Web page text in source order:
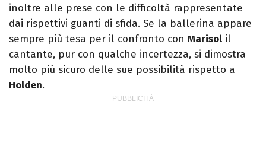
inoltre alle prese con le difficoltà rappresentate
dai rispettivi guanti di sfida. Se la ballerina appare
sempre più tesa per il confronto con Marisol il
cantante, pur con qualche incertezza, si dimostra
molto più sicuro delle sue possibilità rispetto a
Holden.